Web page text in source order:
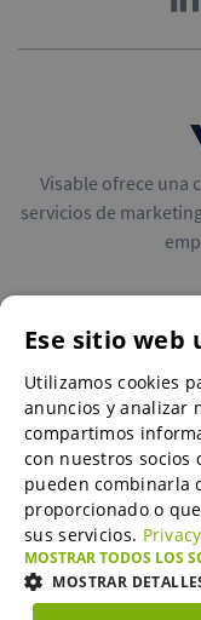
Visable ofrece una
servicios de
Mercados B2B
Servicios de
SME-Spotlight
Ese sitio web
Utilizamos cookies
anuncios y analizar
compartimos
con nuestros
pueden combinarla
proporcionado o
sus servicios.
MOSTRAR TODOS LOS
MOSTRAR